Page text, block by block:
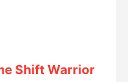
Shift Warrior